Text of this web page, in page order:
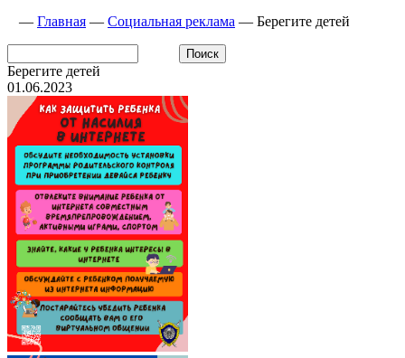
— Главная — Социальная реклама — Берегите детей
Берегите детей
01.06.2023